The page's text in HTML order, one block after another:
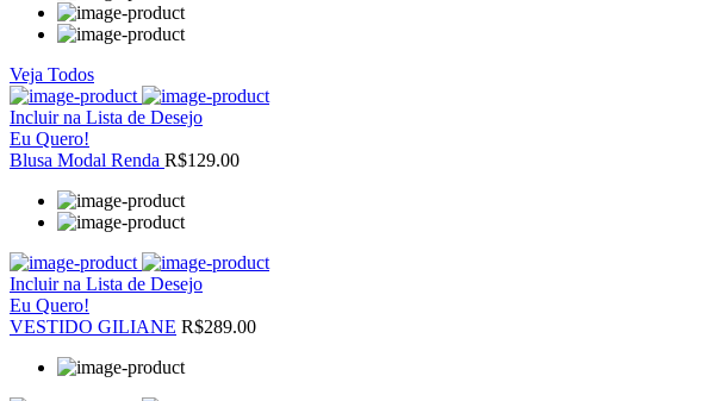
Veja Todos
Incluir na Lista de Desejo
Eu Quero!
Blusa Modal Renda R$129.00
Incluir na Lista de Desejo
Eu Quero!
VESTIDO GILIANE R$289.00